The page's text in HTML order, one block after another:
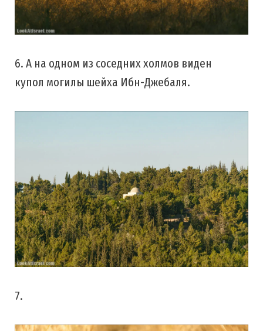
6. А на одном из соседних холмов виден
купол могилы шейха Ибн-Джебаля.
7.